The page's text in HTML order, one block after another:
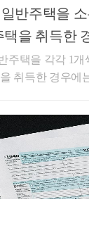
과 처분청이
임대사
대주택은
임대료의 증
처분청과 청
상생임대주택
지도움이 되셨
으로 전화를 주
락을 주시면 됩
이상 세금 환
기 1위 (약 4,000
츠' 상담 및 후기
랫폼 '아하' 세무
만건 이상 공유
재화 또는 용
는 것과 재화 또
없이 교부받으
상품권과 구분
리지등"이라 한
에 따른 가액을
부 또는 일부를
우는 제외한다):
일리지등 외의
일리지등[당초
함한다)하여 준
개의 주택을 소
사실관계○
대한 A임대차
약기간 2년)○
임대등록)○
2년)○ 예정 상생
득세법 시행령｣
갖추어 A주택
별도세대와 공동
장기임대주택 외
생임대주택 특례
반주택을
능
주택을 각각 1개
취득한 경우에
중에 취득한 주
택이 재개발 · 재
(대체주택)을 취
완공된 주택으로
경우, 아래 요
받지 않고 양도
업시행인가일